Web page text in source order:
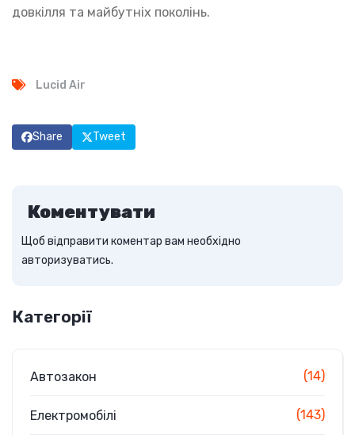
довкілля та майбутніх поколінь.
Lucid Air
Share Tweet
Коментувати
Щоб відправити коментар вам необхідно
авторизуватись.
Категорії
Автозакон (14)
Електромобілі (143)